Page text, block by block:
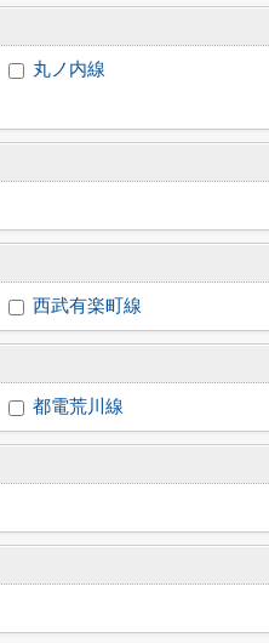
丸ノ内線
西武有楽町線
都電荒川線